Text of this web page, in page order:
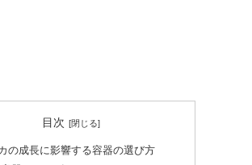
目次
の成長に影響する容器の選び方